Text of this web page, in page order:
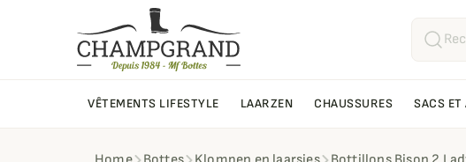
VÊTEMENTS LIFESTYLE LAARZEN CHAUSSURES SACS ET